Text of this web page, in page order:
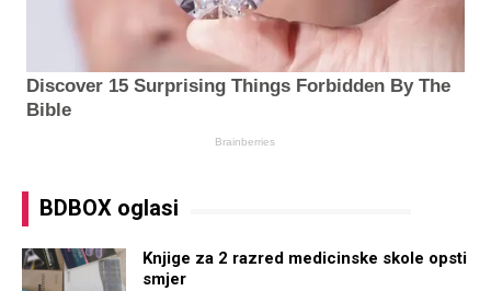
BDBOX oglasi
Knjige za 2 razred medicinske skole opsti
smjer